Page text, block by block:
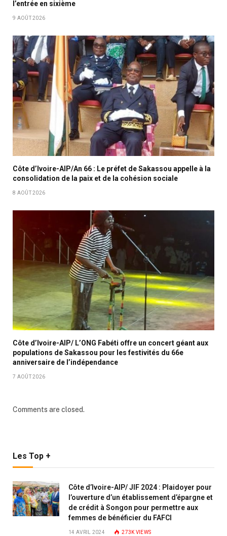
l’entrée en sixième
9 AOÛT 2026
Côte d’Ivoire-AIP/An 66 : Le préfet de Sakassou appelle à la
consolidation de la paix et de la cohésion sociale
8 AOÛT 2026
Côte d’Ivoire-AIP/ L’ONG Fabéti offre un concert géant aux
populations de Sakassou pour les festivités du 66e
anniversaire de l’indépendance
7 AOÛT 2026
Comments are closed.
Les Top +
Côte d’Ivoire-AIP/ JIF 2024 : Plaidoyer pour
l’ouverture d’un établissement d’épargne et
de crédit à Songon pour permettre aux
femmes de bénéficier du FAFCI
14 AVRIL 2024 273KVIEWS